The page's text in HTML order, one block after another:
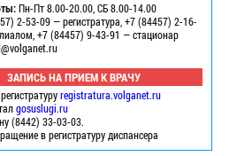
Пн-Пт 8.00-20.00, СБ 8.00-14.00
2-53-09 — регистратура, +7 (84457) 2-16-
+7 (84457) 9-43-91 — стационар
ЗАПИСЬ НА ПРИЕМ К ВРАЧУ
registratura.volganet.ru
gosuslugi.ru
(8442) 33-03-03.
в регистратуру диспансера